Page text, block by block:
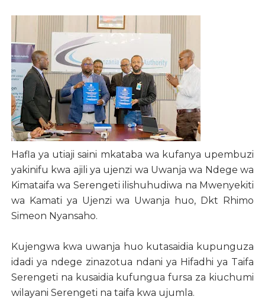
Hafla ya utiaji saini mkataba wa kufanya upembuzi
yakinifu kwa ajili ya ujenzi wa Uwanja wa Ndege wa
Kimataifa wa Serengeti ilishuhudiwa na Mwenyekiti
wa Kamati ya Ujenzi wa Uwanja huo, Dkt Rhimo
Simeon Nyansaho.
Kujengwa kwa uwanja huo kutasaidia kupunguza
idadi ya ndege zinazotua ndani ya Hifadhi ya Taifa
Serengeti na kusaidia kufungua fursa za kiuchumi
wilayani Serengeti na taifa kwa ujumla.